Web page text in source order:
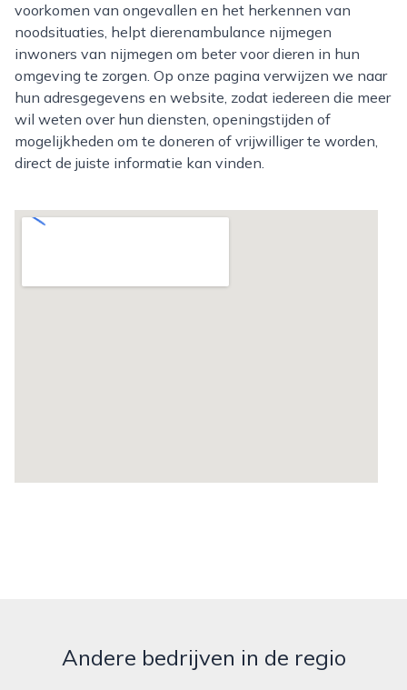
voorkomen van ongevallen en het herkennen van
noodsituaties, helpt dierenambulance nijmegen
inwoners van nijmegen om beter voor dieren in hun
omgeving te zorgen. Op onze pagina verwijzen we naar
hun adresgegevens en website, zodat iedereen die meer
wil weten over hun diensten, openingstijden of
mogelijkheden om te doneren of vrijwilliger te worden,
direct de juiste informatie kan vinden.
Andere bedrijven in de regio